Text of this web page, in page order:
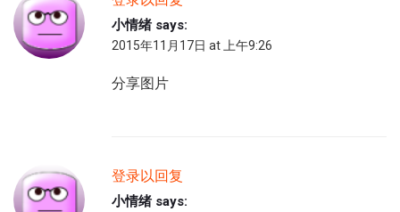
小情绪 says:
2015年11月17日 at 上午9:26
分享图片
登录以回复
小情绪 says: